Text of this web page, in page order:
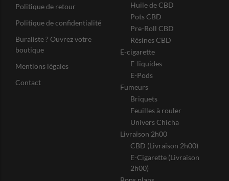
Politique de retour
Politique de confidentialité
Buraliste ? Ouvrez votre
boutique
Mentions légales
Contact
Huile de CBD
Pots CBD
Pre-Roll CBD
Résines CBD
E-cigarette
E-liquides
E-Pods
Fumeurs
Briquets
Feuilles à rouler
Univers Chicha
Livraison 2h00
CBD (Livraison 2h00)
E-Cigarette (Livraison
2h00)